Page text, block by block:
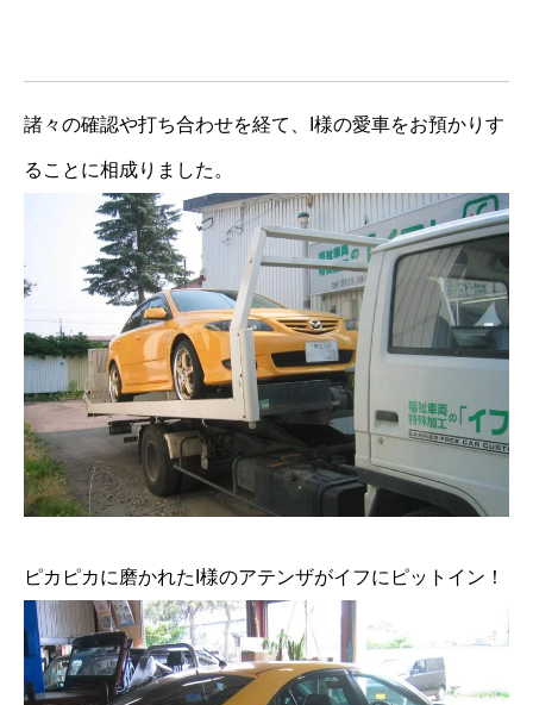
諸々の確認や打ち合わせを経て、I様の愛車をお預かりす
ることに相成りました。
ピカピカに磨かれたI様のアテンザがイフにピットイン！